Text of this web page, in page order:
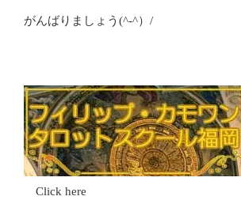
がんばりましょう(^-^）/
Click here